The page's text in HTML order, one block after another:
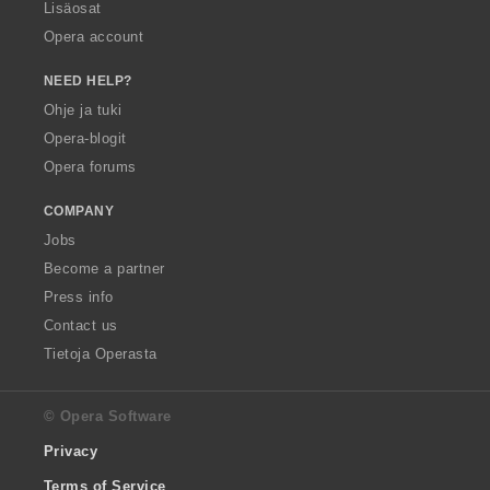
Lisäosat
Opera account
NEED HELP?
Ohje ja tuki
Opera-blogit
Opera forums
COMPANY
Jobs
Become a partner
Press info
Contact us
Tietoja Operasta
© Opera Software
Privacy
Terms of Service